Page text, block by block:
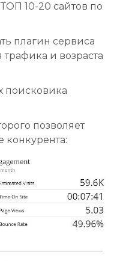
10-20 сайтов по
плагин сервиса
и возраста
поисковика
позволяет
конкурента: